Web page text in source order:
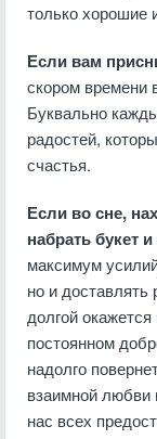
только хорошие
Если вам
скором времени
Буквально
радостей,
счастья.
Если во сне,
набрать букет
максимум
но и
долгой
постоянном
надолго
взаимной любви
нас всех